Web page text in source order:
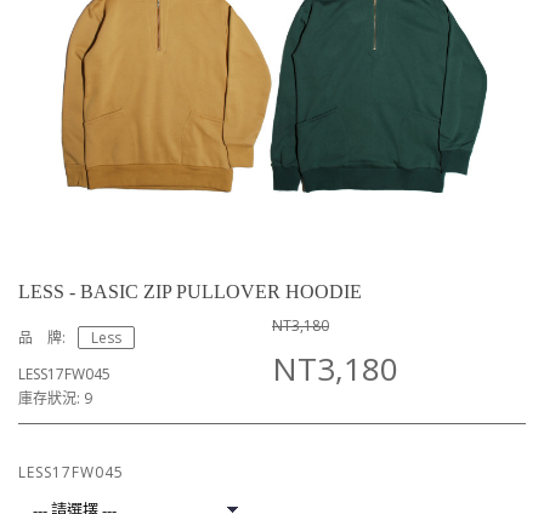
LESS - BASIC ZIP PULLOVER HOODIE
品 牌:
Less
LESS17FW045
庫存狀況: 9
NT3,180
NT3,180
LESS17FW045